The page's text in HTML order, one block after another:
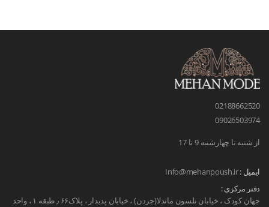
02188662520
09026503974
از شنبه تا چهارشنبه 9 تا 17
ایمیل :Info@mehanpoush.ir
دفتر مرکزی :
جهان کودک ، خیابان نلسون ماندلا(جردن) ، خیابان پدیدار ، پلاک۶۶ ٫ طبقه ۱ ، واحد